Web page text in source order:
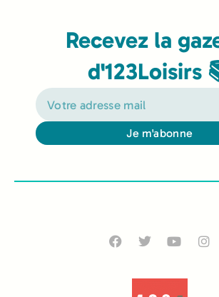
Recevez la
d'123Loisirs
Je m'abonne